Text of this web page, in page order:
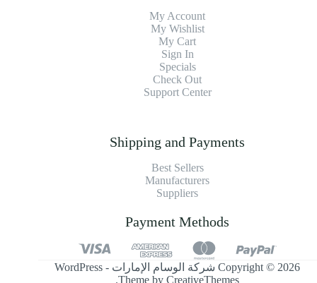
My Account
My Wishlist
My Cart
Sign In
Specials
Check Out
Support Center
Shipping and Payments
Best Sellers
Manufacturers
Suppliers
Payment Methods
Copyright © 2026 شركة الوسام الإمارات - WordPress
Theme byCreativeThemes
.